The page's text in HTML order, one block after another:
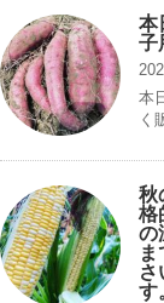
本
子
本
く
秋
格
の
さ
す